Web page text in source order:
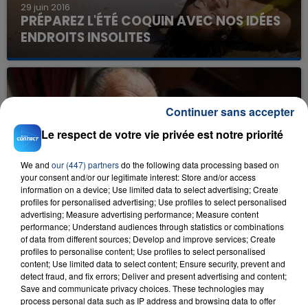
29 juin 2016
PRÉPAREZ L'ÉTÉ COQUIN AVEC NOS IDÉES
ENDROITS INSOLITES
28 juin 2016
RIP BUD SPENCER
Le respect de votre vie privée est notre priorité
We and our (447) partnersdo the following data processing based on
your consent and/or our legitimate interest: Store and/or access
information on a device; Use limited data to select advertising; Create
profiles for personalised advertising; Use profiles to select personalised
advertising; Measure advertising performance; Measure content
performance; Understand audiences through statistics or combinations
of data from different sources; Develop and improve services; Create
profiles to personalise content; Use profiles to select personalised
content; Use limited data to select content; Ensure security, prevent and
detect fraud, and fix errors; Deliver and present advertising and content;
Save and communicate privacy choices. These technologies may
process personal data such as IP address and browsing data to offer
Continuer sans accepter